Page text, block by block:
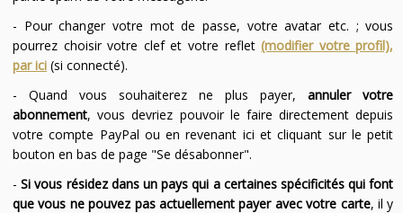
- Pour changer votre mot de passe, votre avatar etc. ; vous
pourrez choisir votre clef et votre reflet(modifier votre profil),
par ici(si connecté).
- Quand vous souhaiterez ne plus payer,annuler votre
abonnement, vous devriez pouvoir le faire directement depuis
votre compte PayPal ou en revenant ici et cliquant sur le petit
bouton en bas de page "Se désabonner".
-Si vous résidez dans un pays qui a certaines spécificités qui font
que vous ne pouvez pas actuellement payer avec votre carte, il y